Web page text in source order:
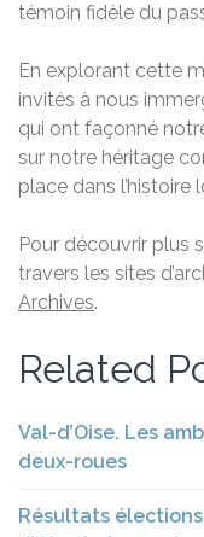
témoin fidèle du
En explorant cette
invités à nous
qui ont façonné
sur notre héritage
place dans l’histoire
Pour découvrir plus
travers les sites
Archives.
Related
Val-d’Oise. Les
deux-roues
Résultats